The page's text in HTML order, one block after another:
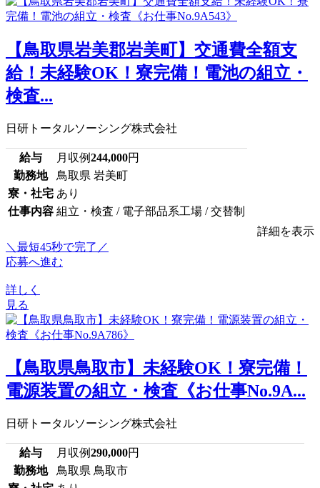
【鳥取県岩美郡岩美町】交通費全額支
給！未経験OK！寮完備！電池の組立・
検査...
日研トータルソーシング株式会社
給与 月収例244,000円
勤務地
鳥取県 岩美町
寮・社宅 あり
仕事内容 組立・検査 / 電子部品系工場 / 交替制
詳細を表示
＼最短45秒で完了／
応募へ進む
詳しく
見る
【鳥取県鳥取市】未経験OK！寮完備！
電源装置の組立・検査《お仕事No.9A...
日研トータルソーシング株式会社
給与 月収例290,000円
勤務地
鳥取県 鳥取市